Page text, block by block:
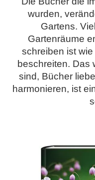
wurden,
Gartens.
Gartenräume
schreiben ist
beschreiten. Das
sind, Bücher
harmonieren, ist